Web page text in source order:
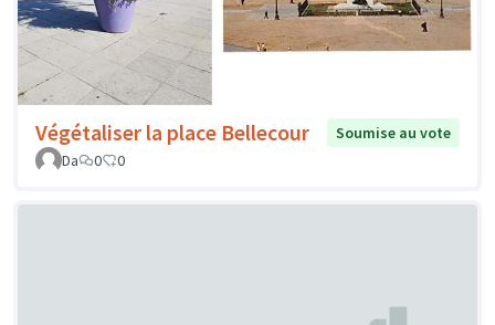
Végétaliser la place Bellecour
Soumise au vote
Da
0 0